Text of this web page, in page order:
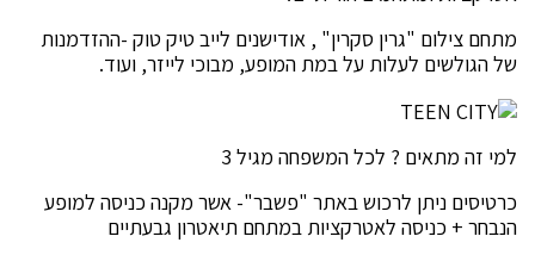
מתחם צילום "גרין סקרין" , אודישנים לייב טיק טוק -ההזדמנות
של הגולשים לעלות על במת המופע, מבוכי לייזר, ועוד.
למי זה מתאים ? לכל המשפחה מגיל 3
כרטיסים ניתן לרכוש באתר "פשבר"- אשר מקנה כניסה למופע
הנבחר + כניסה לאטרקציות במתחם תיאטרון גבעתיים